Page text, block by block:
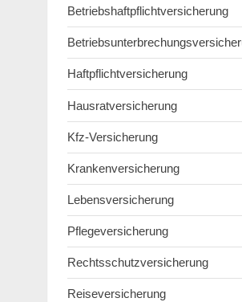
Betriebshaftpflichtversicherung
Haftpflichtversicherung
Hausratversicherung
Kfz-Versicherung
Krankenversicherung
Lebensversicherung
Pflegeversicherung
Rechtsschutzversicherung
Reiseversicherung